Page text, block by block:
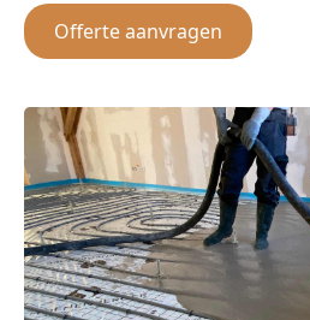
Offerte aanvragen